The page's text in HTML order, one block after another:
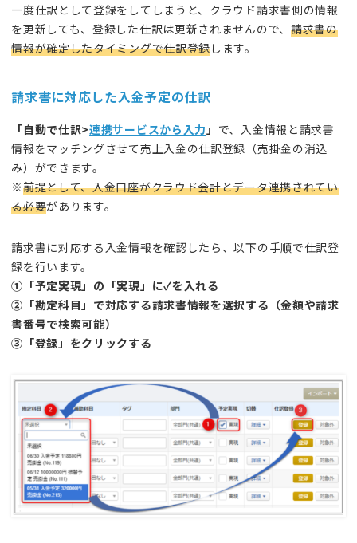
一度仕訳として登録をしてしまうと、クラウド請求書側の情報
を更新しても、登録した仕訳は更新されませんので、 請求書の
情報が確定したタイミングで仕訳登録します。
請求書に対応した入金予定の仕訳
「自動で仕訳>連携サービスから入力 」 で、入金情報と請求書
情報をマッチングさせて売上入金の仕訳登録（売掛金の消込
み）ができます。
※前提として、入金口座がクラウド会計とデータ連携されてい
る必要があります。
請求書に対応する入金情報を確認したら、以下の手順で仕訳登
録を行います。
①「予定実現」の「実現」に✓を入れる
②「勘定科目」で対応する請求書情報を選択する（金額や請求
書番号で検索可能）
③「登録」をクリックする